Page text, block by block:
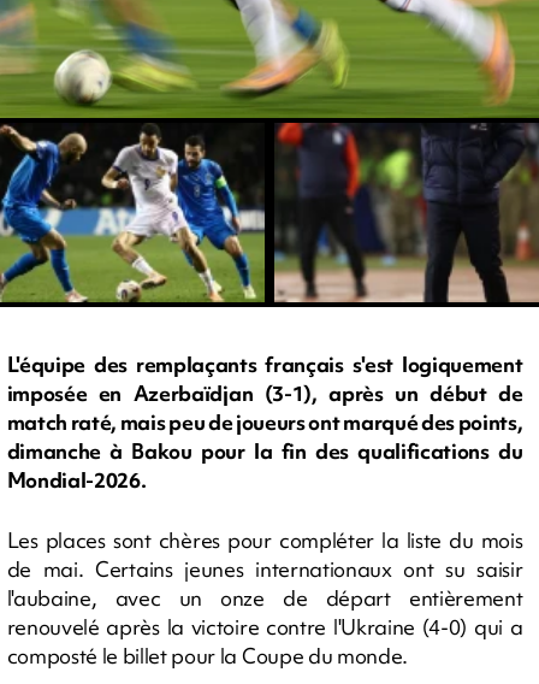
L'équipe des remplaçants français s'est logiquement
imposée en Azerbaïdjan (3-1), après un début de
match raté, mais peu de joueurs ont marqué des points,
dimanche à Bakou pour la fin des qualifications du
Mondial-2026.
Les places sont chères pour compléter la liste du mois
de mai. Certains jeunes internationaux ont su saisir
l'aubaine, avec un onze de départ entièrement
renouvelé après la victoire contre l'Ukraine (4-0) qui a
composté le billet pour la Coupe du monde.